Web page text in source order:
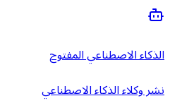
الذكاء الاصطناعي المفتوح
نشر وكلاء الذكاء الاصطناعي